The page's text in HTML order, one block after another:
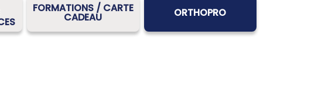
FORMATIONS / CARTE
CADEAU ORTHOPRO